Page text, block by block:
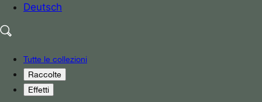
Deutsch
Tutte le collezioni
Raccolte
Effetti